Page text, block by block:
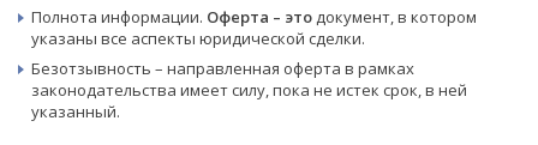
Полнота информации. Оферта – этодокумент, в котором
указаны все аспекты юридической сделки.
Безотзывность – направленная оферта в рамках
законодательства имеет силу, пока не истек срок, в ней
указанный.